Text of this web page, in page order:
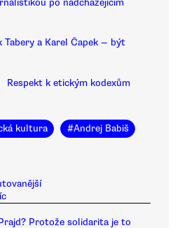
po nadcházejícím
Tabery a Karel Čapek — být
Respekt k etickým kodexům
kultura #Andrej Babiš
Protože solidarita je to